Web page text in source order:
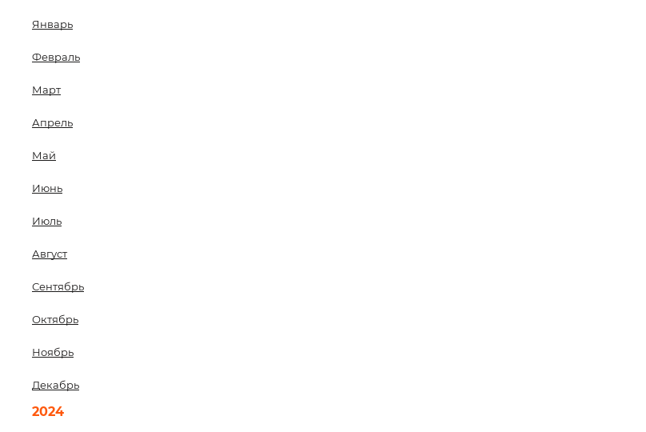
Январь
Февраль
Март
Апрель
Май
Июнь
Июль
Август
Сентябрь
Октябрь
Ноябрь
Декабрь
2024